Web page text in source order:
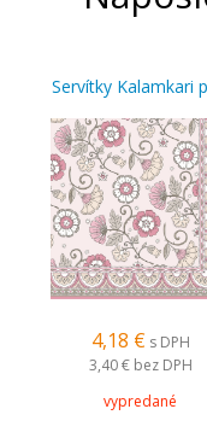
Servítky Kalamkari
4,18 € s DPH
3,40 € bez DPH
vypredané